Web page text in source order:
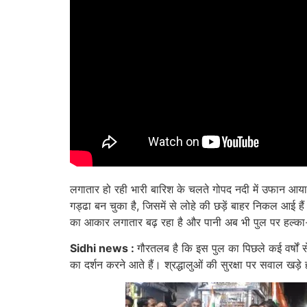
लगातार हो रही भारी बारिश के चलते गोपद नदी में
गड्ढा बन चुका है, जिसमें से लोहे की छड़ें बाहर निकल आई
का आकार लगातार बढ़ रहा है और पानी अब भी पुल पर
Sidhi news :गौरतलब है कि इस पुल का पिछले कई वर्षों
का दर्शन करने आते हैं। श्रद्धालुओं की सुरक्षा पर सवाल खड़े